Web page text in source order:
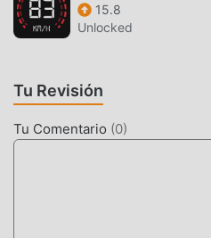
15.8
Unlocked
Tu Revisión
Tu Comentario (0)